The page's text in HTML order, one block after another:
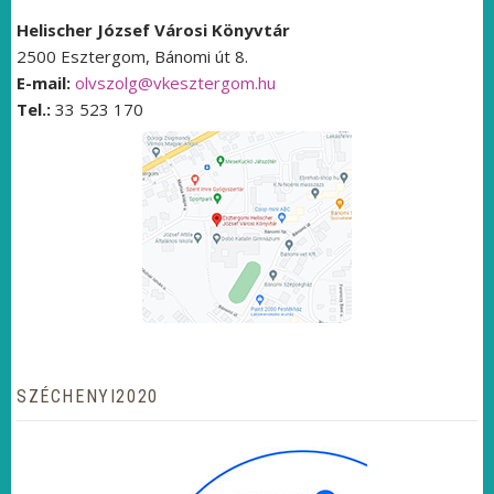
Helischer József Városi Könyvtár
2500 Esztergom, Bánomi út 8.
E-mail: olvszolg@vkesztergom.hu
Tel.: 33 523 170
SZÉCHENYI2020